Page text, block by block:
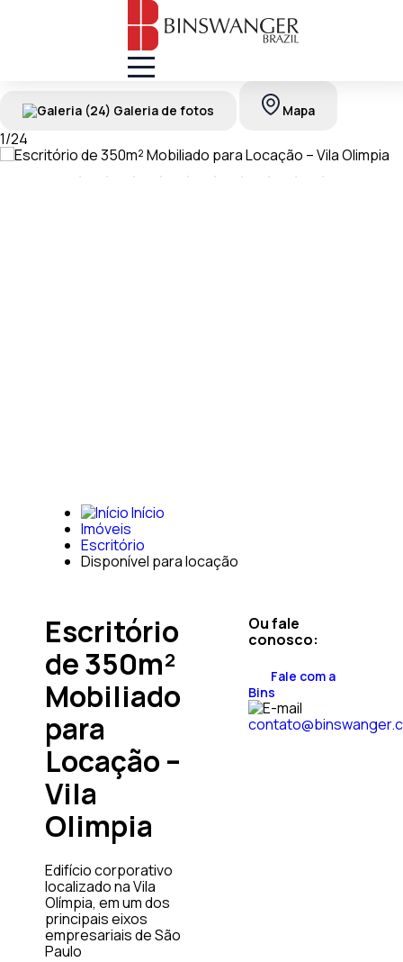
(24) Galeria de fotos Mapa
1/24
Início
Imóveis
Escritório
Disponível para locação
Escritório
de 350m²
Mobiliado
para
Locação –
Vila
Olimpia
Edifício corporativo
localizado na Vila
Olímpia, em um dos
principais eixos
empresariais de São
Paulo
Ou fale
conosco:
Fale com a
Bins